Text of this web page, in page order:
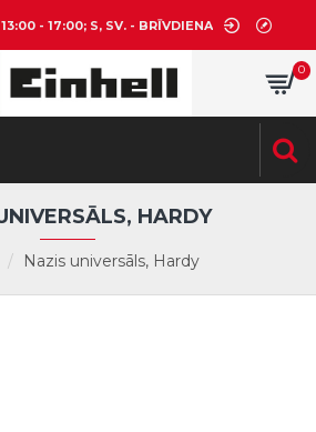
- 17:00; S, SV. - BRĪVDIENA
0
Nazis universāls, Hardy
HARDY